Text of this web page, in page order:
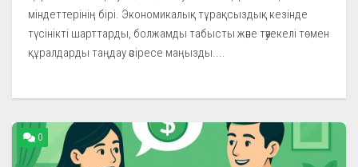
міндеттерінің бірі. Экономикалық тұрақсыздық кезінде
түсінікті шарттарды, болжамды табысты және тәуекелі төмен
құралдарды таңдау әсіресе маңызды....
0